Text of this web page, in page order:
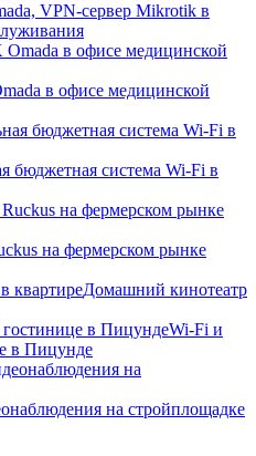
VPN-сервер Mikrotik в
в офисе медицинской
бюджетная система Wi-Fi в
на фермерском рынке
Домашний кинотеатр
Wi-Fi и
в Пицунде
на стройплощадке